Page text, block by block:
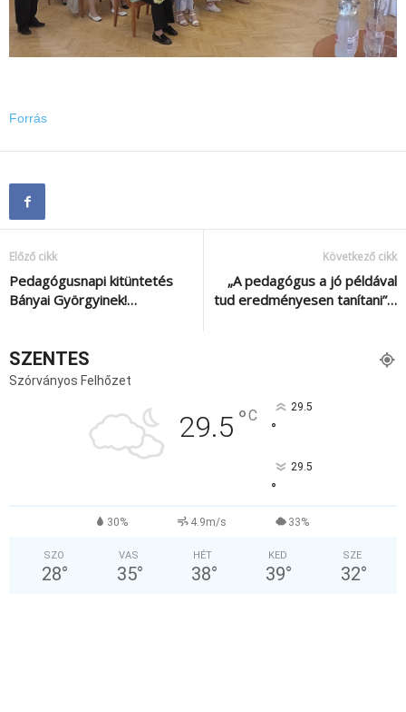
Forrás
Előző cikk
Pedagógusnapi kitüntetés
Bányai Györgyinek!…
Következő cikk
„A pedagógus a jó példával
tud eredményesen tanítani”…
SZENTES
Szórványos Felhőzet
29.5 °C 29.5
°
29.5
°
30% 4.9m/s 33%
SZO
28°
VAS
35°
HÉT
38°
KED
39°
SZE
32°